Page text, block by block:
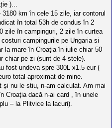
)...
km în cele 15 zile, iar contorul
în total 53h de condus în 2
zile în campinguri, 2 zile în curtea
campingurile pe Ungaria si
la mare în Croația în iulie chiar 50
chiar pe zi (sunt de 4 stele).
fost undeva spre 300L x1.5 eur (
total aproximat de mine.
și nu le stiu, n-am calculat. Am mai
Croația dacă n-ai card , în unele
– la Plitvice la lacuri).